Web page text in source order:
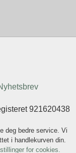
921620438
deg bedre service. Vi
i handlekurven din.
for cookies.